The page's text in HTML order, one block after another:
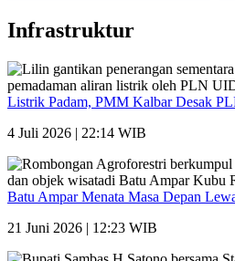
Infrastruktur
Listrik Padam, PMM Kalbar Desak
4 Juli 2026 | 22:14 WIB
Batu Ampar Menata Masa Depan
21 Juni 2026 | 12:23 WIB